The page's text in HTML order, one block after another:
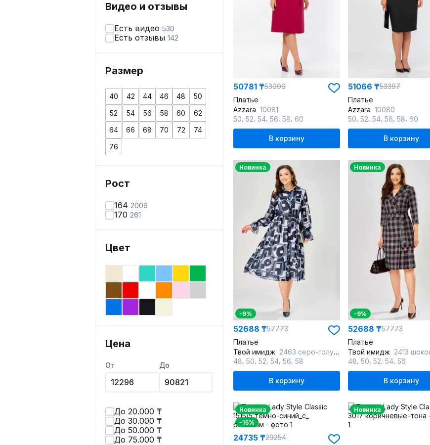
Видео и отзывы
Есть видео 530
Есть отзывы 142
Размер
40 42 44 46 48
50
52
54 56 58 60
62
64
66 68 70 72
74
76
Рост
164 2006
170 261
Цвет
Цена
От До
До 20.000 ₸
До 30.000 ₸
До 50.000 ₸
До 75.000 ₸
50781 ₸53096
Платье
Azzara 10081
50 52 54 56 58 60
В корзину
51066 ₸53397
Платье
Azzara 10080
50 52 54 56 58 60
В корзину
Новинка
-9%
52688 ₸57773
Платье
Твой имидж 2463 серо-голубой_с_принтом
48 50 52 54 56 58
В корзину
Новинка
-9%
52688 ₸57773
Платье
Твой имидж 2413
48 50 52 54 56
В корзину
Новинка
-15%
24735 ₸29254
Новинка